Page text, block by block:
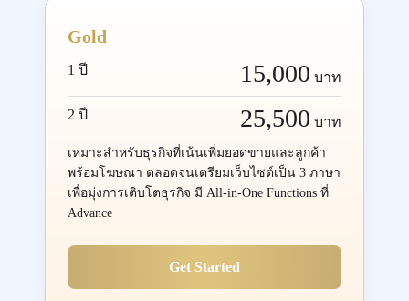
Gold
1 ปี 15,000 บาท
2 ปี 25,500 บาท
เหมาะสำหรับธุรกิจที่เน้นเพิ่มยอดขายและลูกค้า
พร้อมโฆษณา ตลอดจนเตรียมเว็บไซต์เป็น 3 ภาษา
เพื่อมุ่งการเติบโตธุรกิจ มี All-in-One Functions ที่
Advance
Get Started